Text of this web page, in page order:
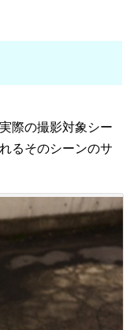
際の撮影対象シー
るそのシーンのサ